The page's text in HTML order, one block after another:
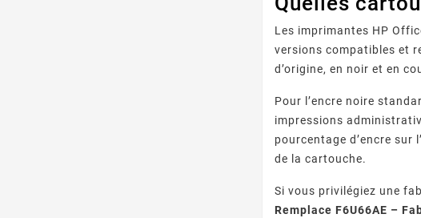
Les imprimantes HP
versions compatibles et
d’origine, en noir et en
Pour l’encre noire
impressions
pourcentage d’encre sur
de la cartouche.
Si vous privilégiez une
Remplace F6U66AE –